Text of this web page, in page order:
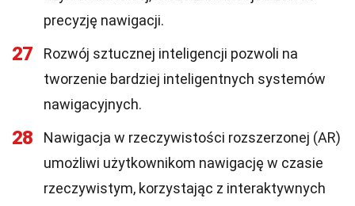
precyzję nawigacji.
27
Rozwój sztucznej inteligencji pozwoli na
tworzenie bardziej inteligentnych systemów
nawigacyjnych.
28
Nawigacja w rzeczywistości rozszerzonej (AR)
umożliwi użytkownikom nawigację w czasie
rzeczywistym, korzystając z interaktywnych